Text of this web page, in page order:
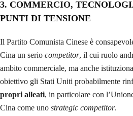
3. COMMERCIO,
PUNTI DI TENSIONE
Il Partito Comunista Cinese è
Cina un serio competitor, il cui ruolo
ambito commerciale, ma anche
obiettivo gli Stati Uniti probabilmente
propri alleati, in particolare con
Cina come uno strategic competitor.